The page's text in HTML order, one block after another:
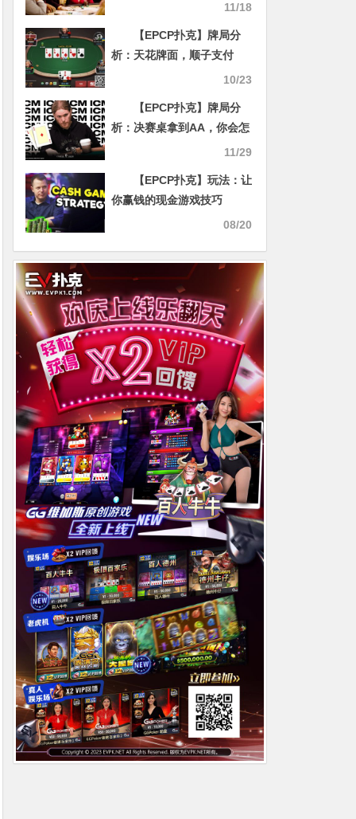
11/18
【EPCP扑克】牌局分
析：天花牌面，顺子支付
10/23
【EPCP扑克】牌局分
析：决赛桌拿到AA，你会怎
11/29
【EPCP扑克】玩法：让
你赢钱的现金游戏技巧
08/20